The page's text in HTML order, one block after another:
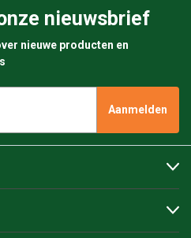
nieuwsbrief
nieuwe producten en